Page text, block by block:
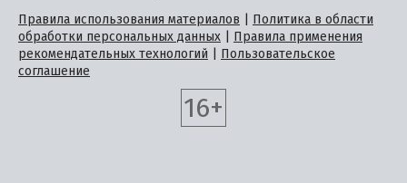
Правила использования материалов
Политика в области
обработки персональных данных
Правила применения
рекомендательных технологий
Пользовательское
соглашение
16+